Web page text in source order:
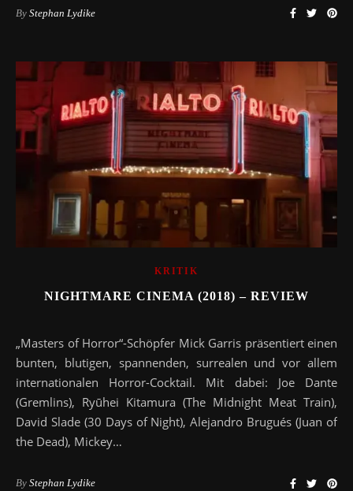
By Stephan Lydike
KRITIK
NIGHTMARE CINEMA (2018) – REVIEW
„Masters of Horror“-Schöpfer Mick Garris präsentiert einen
bunten, blutigen, spannenden, surrealen und vor allem
internationalen Horror-Cocktail. Mit dabei: Joe Dante
(Gremlins), Ryūhei Kitamura (The Midnight Meat Train),
David Slade (30 Days of Night), Alejandro Brugués (Juan of
the Dead), Mickey…
By Stephan Lydike